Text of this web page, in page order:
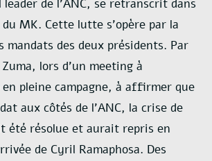
de l’ANC, se retranscrit dans
MK. Cette lutte s’opère par la
mandats des deux présidents. Par
lors d’un meeting à
pleine campagne, à affirmer que
aux côtés de l’ANC, la crise de
été résolue et aurait repris en
de Cyril Ramaphosa. Des